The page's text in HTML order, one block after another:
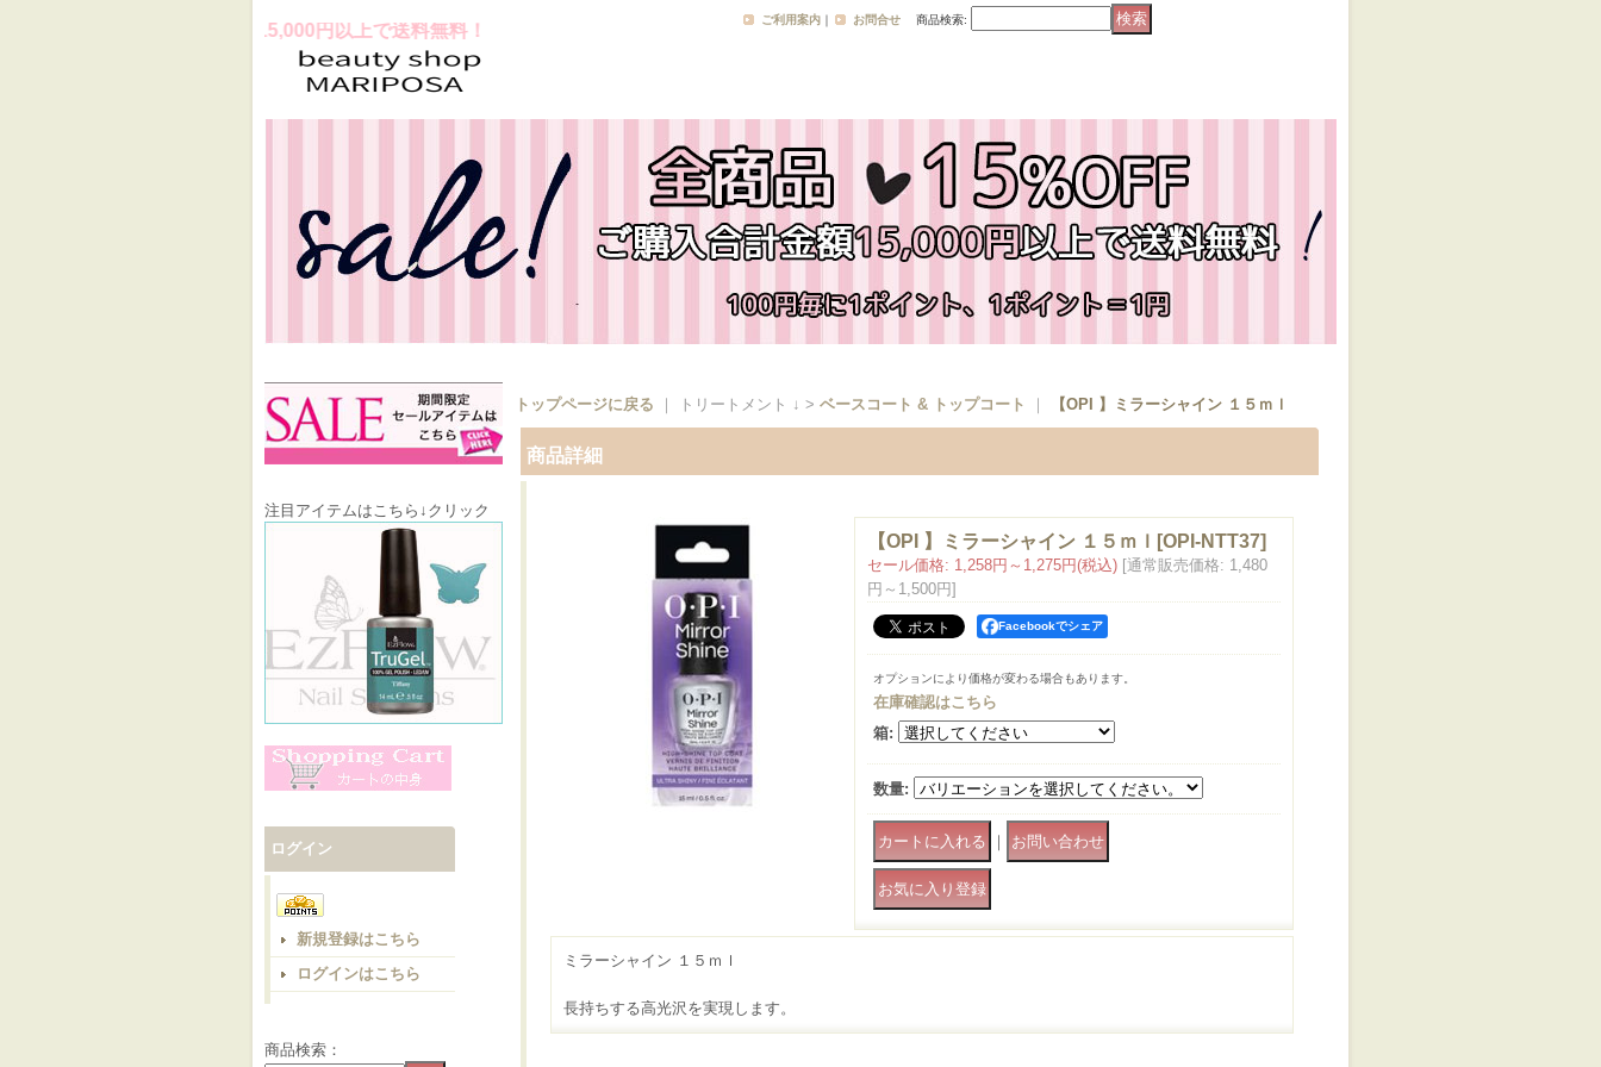
スお買上げ合計金額15,000円以上で送料無料！
ご利用案内 ｜ お問合せ 商品検索:
注目アイテムはこちら↓クリック
ログイン
新規登録はこちら
ログインはこちら
商品検索：
トップページに戻る ｜ トリートメント ↓ > ベースコート & トップコート 【OPI 】ミラーシャイン １５ｍｌ
商品詳細
【OPI 】ミラーシャイン １５ｍｌ [OPI-NTT37]
セール価格: 1,258円～1,275円(税込) [通常販売価格: 1,480
円～1,500円]
Facebookでシェア
オプションにより価格が変わる場合もあります。
在庫確認はこちら
箱:
数量:
｜
ミラーシャイン １５ｍｌ
長持ちする高光沢を実現します。